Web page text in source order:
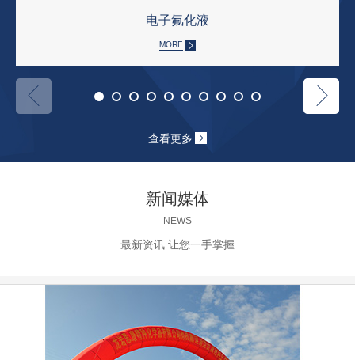
电子氟化液
MORE
查看更多
新闻媒体
NEWS
最新资讯 让您一手掌握